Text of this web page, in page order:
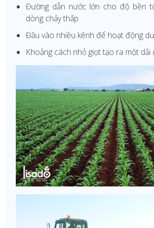
Đường dẫn nước lớn cho độ bền
dòng chảy thấp
Đầu vào nhiều kênh để hoạt động
Khoảng cách nhỏ giọt tạo ra một